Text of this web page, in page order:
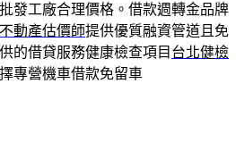
發工廠合理價格。借款週轉金品牌
不動產估價師提供優質融資管道且免
的借貸服務健康檢查項目 台北健檢
專營機車借款免留車